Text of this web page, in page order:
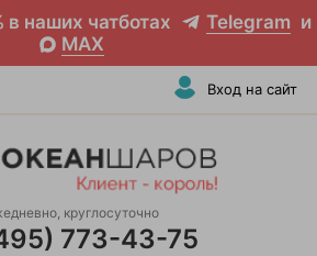
в наших чатботах Telegram и
MAX
Вход на сайт
круглосуточно
773-43-75